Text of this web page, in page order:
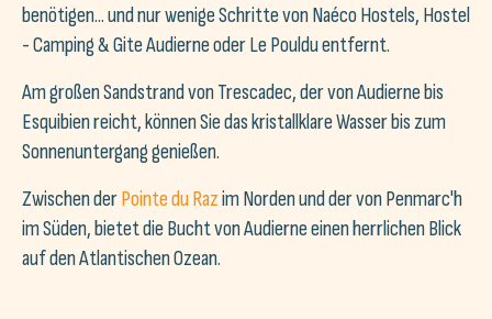
benötigen... und nur wenige Schritte von Naéco Hostels, Hostel
- Camping & Gite Audierne oder Le Pouldu entfernt.
Am großen Sandstrand von Trescadec, der von Audierne bis
Esquibien reicht, können Sie das kristallklare Wasser bis zum
Sonnenuntergang genießen.
Zwischen derPointe du Razim Norden und der von Penmarc'h
im Süden, bietet die Bucht von Audierne einen herrlichen Blick
auf den Atlantischen Ozean.